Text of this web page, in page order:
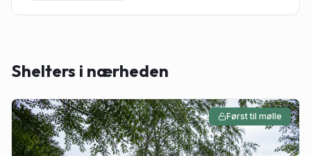
Shelters i nærheden
Først til mølle